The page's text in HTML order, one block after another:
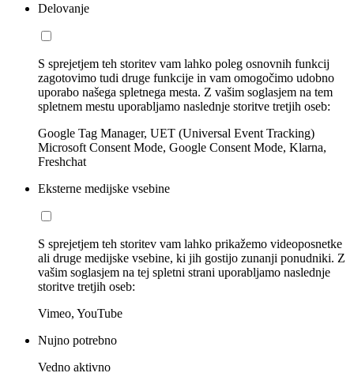
Delovanje
S sprejetjem teh storitev vam lahko poleg osnovnih funkcij
zagotovimo tudi druge funkcije in vam omogočimo udobno
uporabo našega spletnega mesta. Z vašim soglasjem na tem
spletnem mestu uporabljamo naslednje storitve tretjih oseb:
Google Tag Manager, UET (Universal Event Tracking)
Microsoft Consent Mode, Google Consent Mode, Klarna,
Freshchat
Eksterne medijske vsebine
S sprejetjem teh storitev vam lahko prikažemo videoposnetke
ali druge medijske vsebine, ki jih gostijo zunanji ponudniki. Z
vašim soglasjem na tej spletni strani uporabljamo naslednje
storitve tretjih oseb:
Vimeo, YouTube
Nujno potrebno
Vedno aktivno